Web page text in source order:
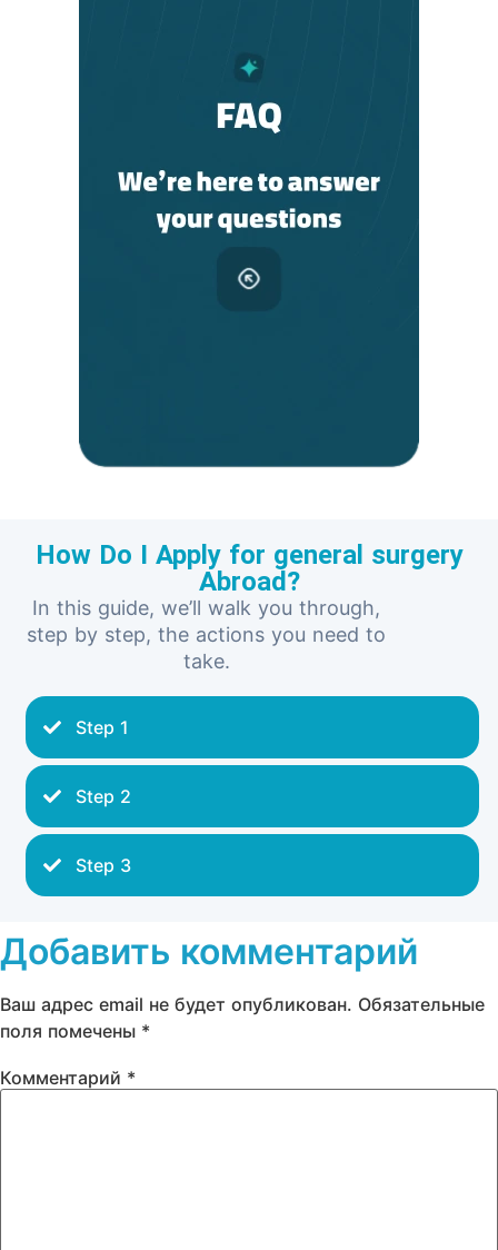
How Do I Apply for general surgery
Abroad?
In this guide, we’ll walk you through,
step by step, the actions you need to
take.
Step 1
Step 2
Step 3
Добавить комментарий
Ваш адрес email не будет опубликован. Обязательные
поля помечены *
Комментарий *